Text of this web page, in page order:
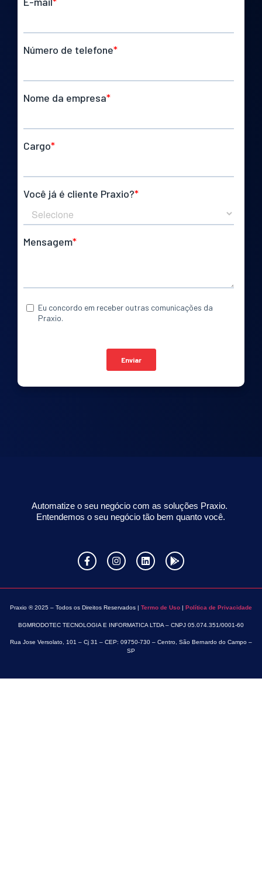
Automatize o seu negócio com as soluções Praxio.
Entendemos o seu negócio tão bem quanto você.
Praxio ® 2025 – Todos os Direitos Reservados | Termo de Uso Política de Privacidade
BGMRODOTEC TECNOLOGIA E INFORMATICA LTDA – CNPJ 05.074.351/0001-60
Rua Jose Versolato, 101 – Cj 31 – CEP: 09750-730 – Centro, São Bernardo do Campo –
SP